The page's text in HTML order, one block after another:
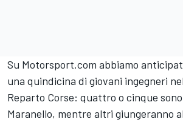
Su Motorsport.com abbiamo
una quindicina di giovani ingegneri
Reparto Corse: quattro o cinque
Maranello, mentre altri giungeranno